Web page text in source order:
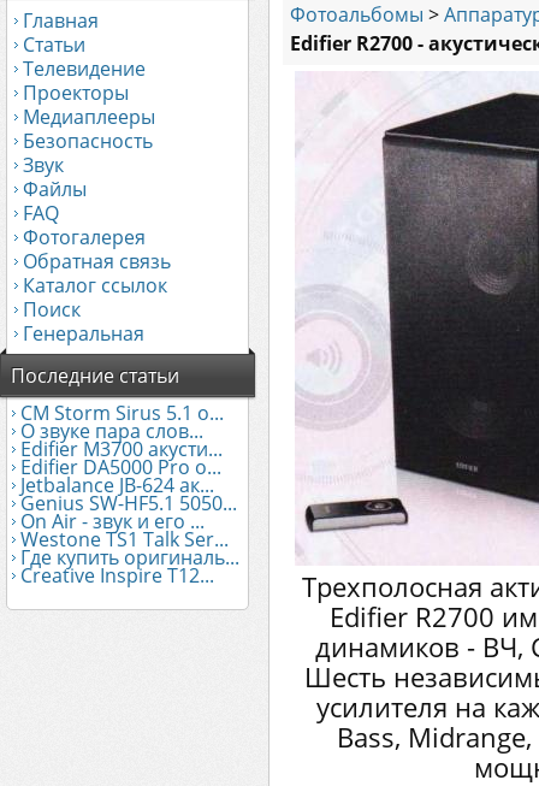
Главная
Статьи
Телевидение
Проекторы
Медиаплееры
Безопасность
Звук
Файлы
FAQ
Фотогалерея
Обратная связь
Каталог ссылок
Поиск
Генеральная
Последние статьи
CM Storm Sirus 5.1 о...
О звуке пара слов...
Edifier М3700 акусти...
Edifier DA5000 Pro о...
Jetbalance JB-624 ак...
Genius SW-HF5.1 5050...
On Air - звук и его ...
Westone TS1 Talk Ser...
Где купить оригиналь...
Creative Inspire T12...
Фотоальбомы >
Edifier R2700 -
Трехполосная
Edifier R2700
динамиков - ВЧ,
Шесть
усилителя на
Bass,